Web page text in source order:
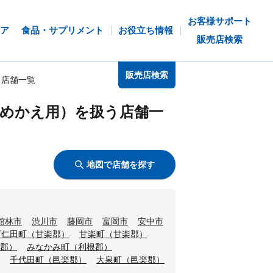
食品・サプリメント お役立ち情報
お客様サポート
販売店検索
舗一覧 販売店検索
かえ用）を扱う店舗一
地図で店舗を探す
林市 渋川市 藤岡市 富岡市
安中市
田町（甘楽郡）
甘楽町（甘楽郡）
）
みなかみ町（利根郡）
千代田町（邑楽郡）
大泉町（邑楽郡）